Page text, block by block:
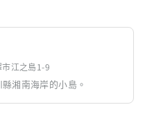
江之島1-9
湘南海岸的小島。